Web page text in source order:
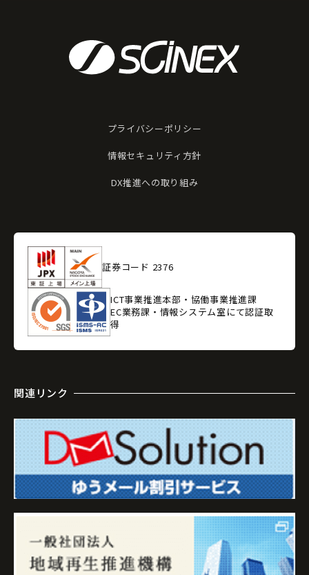
プライバシーポリシー
情報セキュリティ方針
DX推進への取り組み
証券コード 2376
ICT事業推進本部・協働事業推進課
EC業務課・情報システム室にて認証取
得
関連リンク